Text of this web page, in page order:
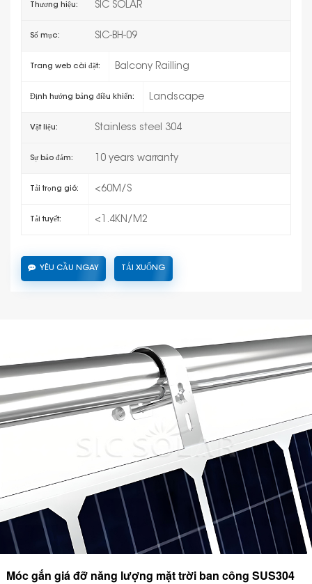
Thương hiệu: SIC SOLAR
Số mục: SIC-BH-09
Trang web cài đặt: Balcony Railling
Định hướng bảng điều khiển: Landscape
Vật liệu: Stainless steel 304
Sự bảo đảm: 10 years warranty
Tải trọng gió: <60M/S
Tải tuyết: <1.4KN/M2
YÊU CẦU NGAY TẢI XUỐNG
Móc gắn giá đỡ năng lượng mặt trời ban công SUS304